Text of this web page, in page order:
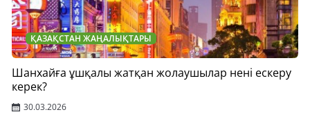
ҚАЗАҚСТАН ЖАҢАЛЫҚТАРЫ
Шанхайға ұшқалы жатқан жолаушылар нені ескеру
керек?
30.03.2026